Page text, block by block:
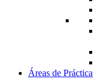
Áreas de Práctica